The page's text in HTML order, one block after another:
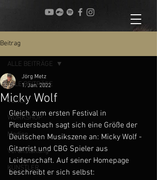
Beitrag
ALLE BEITRÄGE
VEREIN
WORKSHOP
Medien
Veranstaltung
KÜNSTLER
ALLE BEITRÄGE
Micky Wolf
Jörg Metz
1. Jan. 2022
Gleich zum ersten Festival in
Pleutersbach sagt sich eine Größe der
Deutschen Musikszene an: Micky Wolf -
Gitarrist und CBG Spieler aus
Leidenschaft. Auf seiner Homepage
beschreibt er sich selbst: